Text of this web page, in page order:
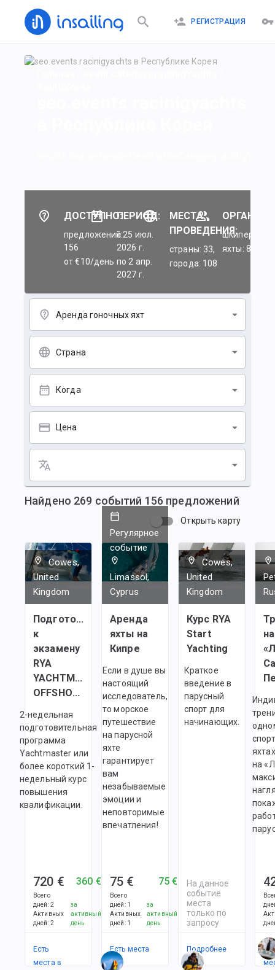
РЕГИСТРАЦИЯ
ДОСТУПНО:
предложений:
156
от €10/день
ПЕРИОД:
c 25 июл.
2026 г.
по 2 апр.
2027 г.
МЕСТА
ПРОВЕДЕНИЯ:
страны: 33,
города: 108
шкиперы: 45,
яхты: 84
Аренда гоночных яхт
Страна
Когда
Цена
Найдено 269 событий 156 предложений
Открыть карту
Cowes,
United
Kingdom
Подготовка
к
экзамену
RYA
YACHTMASTER
OFFSHORE
2-недельная
подготовительная
программа
Yachtmaster или
более короткий 1-
недельный курс
повышения
квалификации.
720 €
Всего
дней:2
Активных
дней:2
360 €
за
активный
день
Есть
места в
Регулярное
событие
Limassol,
Cyprus
Аренда
яхты на
Кипре
Если в душе вы
настоящий
исследователь,
то морское
путешествие
на парусной
яхте
гарантирует
вам
незабываемые
эмоции и
неповторимые
впечатления!
75 €
Всего
дней: 1
Активных
дней: 1
75 €
за
активный
день
Есть места
в
Cowes,
United
Kingdom
Курс RYA
Start
Yachting
Краткое
введение в
парусный
спорт для
начинающих.
На данное
событие
места
только по
запросу
Подробнее
на
на